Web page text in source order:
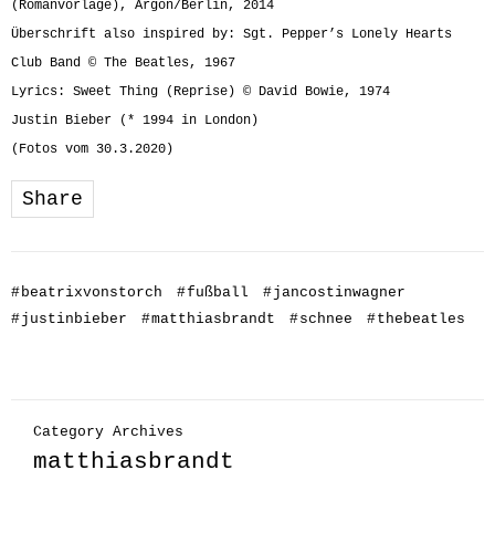
(Romanvorlage), Argon/Berlin, 2014
Überschrift also inspired by: Sgt. Pepper’s Lonely Hearts
Club Band © The Beatles, 1967
Lyrics: Sweet Thing (Reprise) © David Bowie, 1974
Justin Bieber (* 1994 in London)
(Fotos vom 30.3.2020)
Share
# beatrixvonstorch #fußball #jancostinwagner
#justinbieber #matthiasbrandt #schnee #thebeatles
Category Archives
matthiasbrandt